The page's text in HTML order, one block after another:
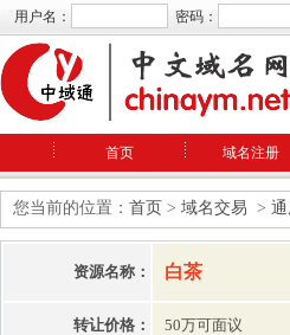
用户名： 密码：
首页 域名注册
您当前的位置： 首页 > 域名交易 >
资源名称： 白茶
转让价格： 50万可面议